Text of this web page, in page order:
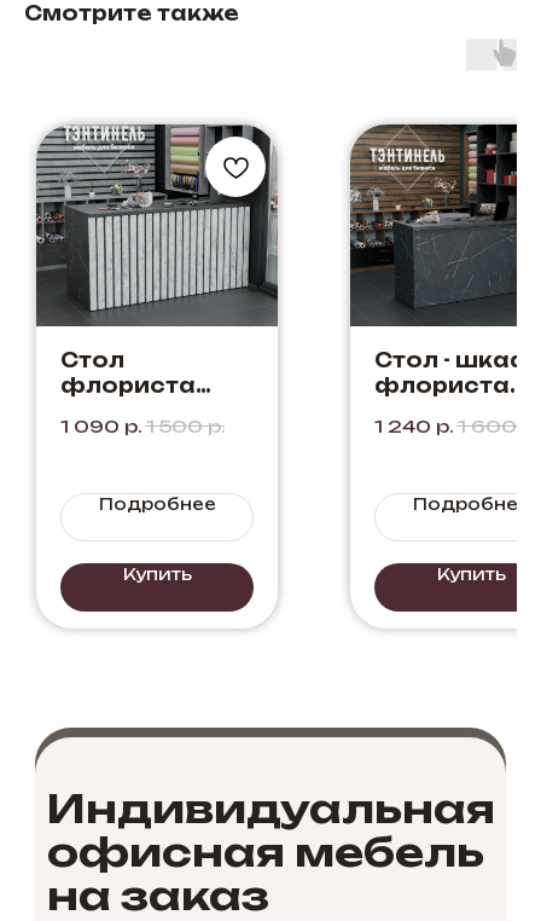
Смотрите также
Стол
флориста
Мрамор
1 090 р. 1 500 р.
Подробнее
Купить
Стол - шкаф
флориста.
Неро
1 240 р. 1 600
Подробнее
Купить
Индивидуальная
офисная мебель
на заказ